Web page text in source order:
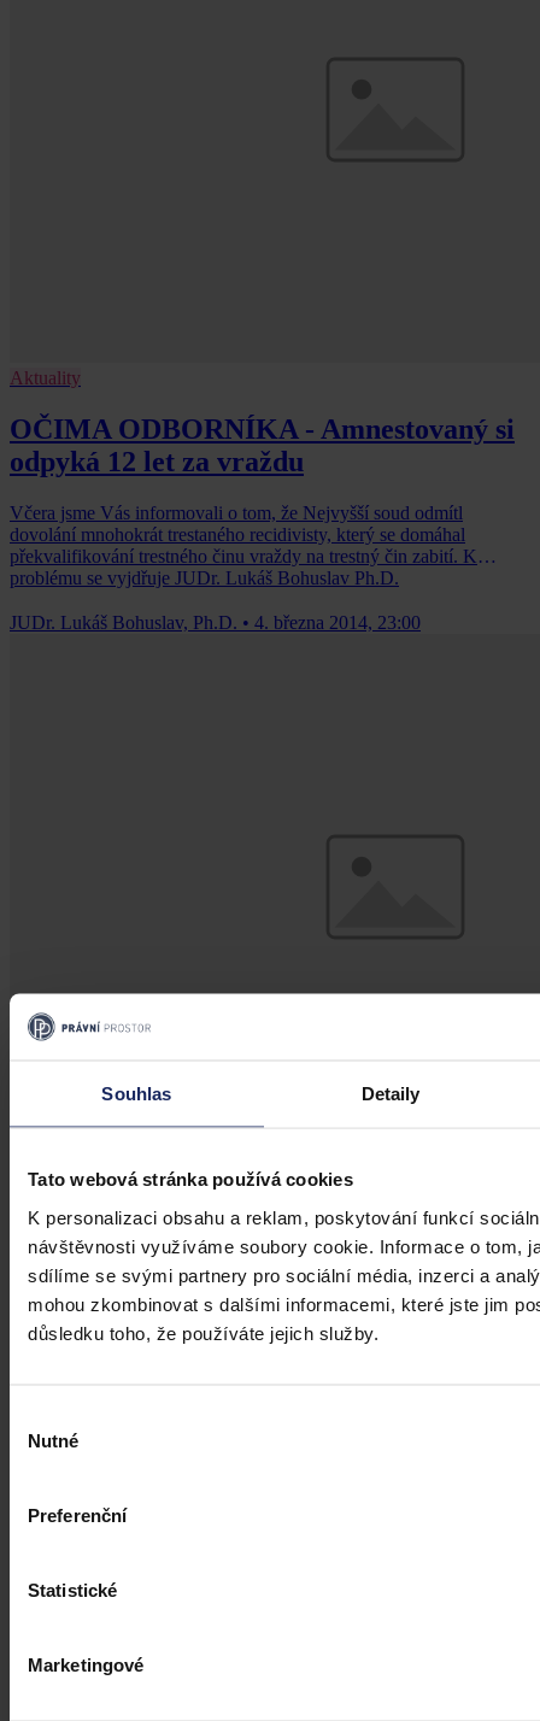
Souhlas Detaily
Tato webová stránka používá cookies
K personalizaci obsahu a reklam, poskytování funkcí
návštěvnosti využíváme soubory cookie. Informace o tom,
sdílíme se svými partnery pro sociální média, inzerci a
mohou zkombinovat s dalšími informacemi, které jste jim
důsledku toho, že používáte jejich služby.
souhlasu
Nutné
Preferenční
Statistické
Marketingové
Aktuality
OČIMA ODBORNÍKA - Amnestovaný si
odpyká 12 let za vraždu
Včera jsme Vás informovali o tom, že Nejvyšší soud odmítl
dovolání mnohokrát trestaného recidivisty, který se domáhal
překvalifikování trestného činu vraždy na trestný čin zabití. K
problému se vyjdřuje JUDr. Lukáš Bohuslav Ph.D.
JUDr. Lukáš Bohuslav, Ph.D. • 4. března 2014, 23:00
Právní portál, jehož cílovou skupinou jsou nejenom právní
profesionálové a zástupci právnických profesí, ale všichni, kteří
potřebují právní informace.